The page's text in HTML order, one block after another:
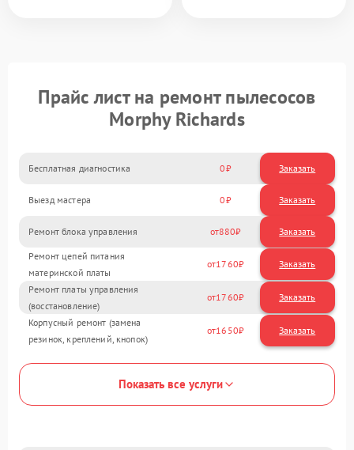
Прайс лист на ремонт пылесосов
Morphy Richards
Бесплатная диагностика 0 Заказать
Выезд мастера 0 Заказать
Ремонт блока управления 880
Ремонт цепей питания
материнской платы
1760
Ремонт платы управления
(восстановление)
1760
Корпусный ремонт (замена
резинок, креплений, кнопок)
1650
Показать все услуги